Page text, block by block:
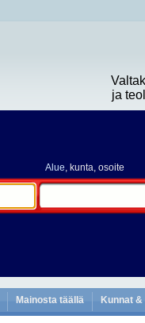
ja
Alue, kunta, osoite
Mainosta täällä Kunnat